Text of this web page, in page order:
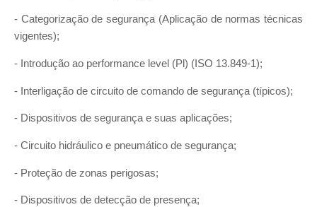
- Categorização de segurança (Aplicação de normas técnicas
vigentes);
- Introdução ao performance level (Pl) (ISO 13.849-1);
- Interligação de circuito de comando de segurança (típicos);
- Dispositivos de segurança e suas aplicações;
- Circuito hidráulico e pneumático de segurança;
- Proteção de zonas perigosas;
- Dispositivos de detecção de presença;